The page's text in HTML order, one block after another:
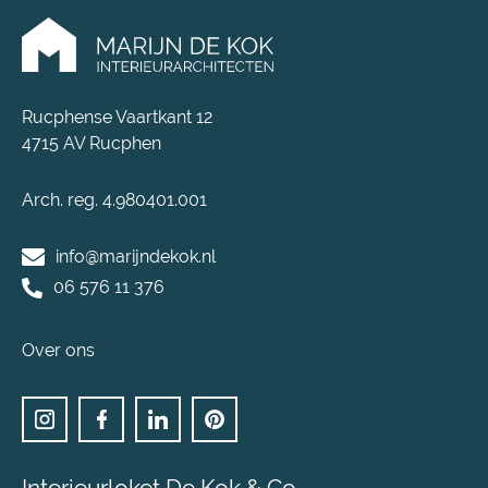
Rucphense Vaartkant 12
4715 AV Rucphen
Arch. reg. 4.980401.001
info@marijndekok.nl
06 576 11 376
Over ons